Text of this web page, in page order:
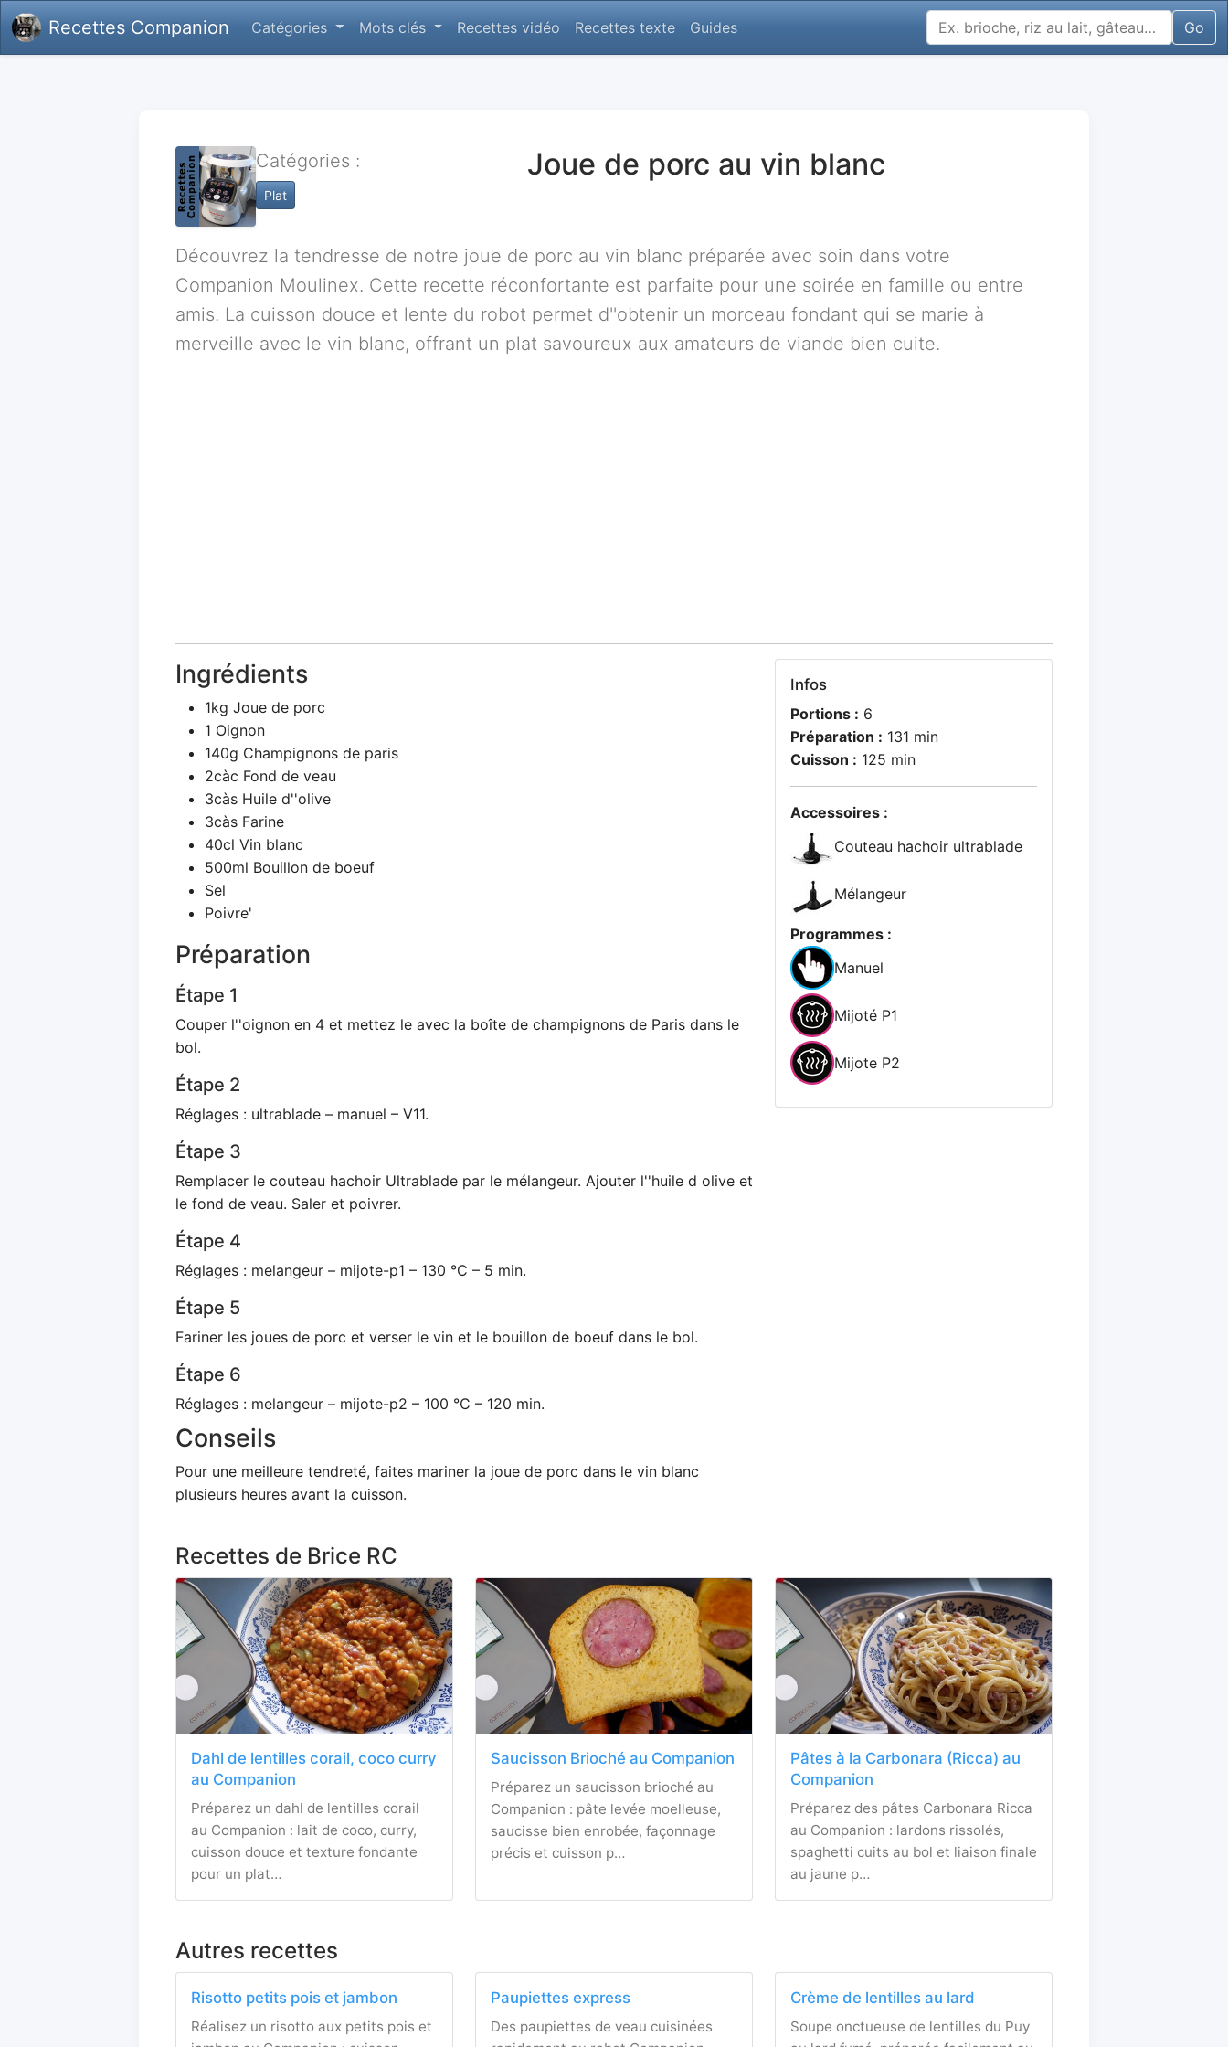
Recettes Companion Catégories Mots clés Recettes vidéo Recettes texte Guides Go
Catégories :
Plat
Joue de porc au vin blanc
Découvrez la tendresse de notre joue de porc au vin blanc préparée avec soin dans votre
Companion Moulinex. Cette recette réconfortante est parfaite pour une soirée en famille ou entre
amis. La cuisson douce et lente du robot permet d''obtenir un morceau fondant qui se marie à
merveille avec le vin blanc, offrant un plat savoureux aux amateurs de viande bien cuite.
Ingrédients
1kg Joue de porc
1 Oignon
140g Champignons de paris
2càc Fond de veau
3càs Huile d''olive
3càs Farine
40cl Vin blanc
500ml Bouillon de boeuf
Sel
Poivre'
Préparation
Étape 1
Couper l''oignon en 4 et mettez le avec la boîte de champignons de Paris dans le
bol.
Étape 2
Réglages : ultrablade – manuel – V11.
Étape 3
Remplacer le couteau hachoir Ultrablade par le mélangeur. Ajouter l''huile d olive et
le fond de veau. Saler et poivrer.
Étape 4
Réglages : melangeur – mijote-p1 – 130 °C – 5 min.
Étape 5
Fariner les joues de porc et verser le vin et le bouillon de boeuf dans le bol.
Étape 6
Réglages : melangeur – mijote-p2 – 100 °C – 120 min.
Conseils
Pour une meilleure tendreté, faites mariner la joue de porc dans le vin blanc
plusieurs heures avant la cuisson.
Infos
Portions : 6
Préparation : 131 min
Cuisson : 125 min
Accessoires :
Couteau hachoir ultrablade
Mélangeur
Programmes :
Manuel
Mijoté P1
Mijote P2
Recettes de Brice RC
Dahl de lentilles corail, coco curry
au Companion
Préparez un dahl de lentilles corail
au Companion : lait de coco, curry,
cuisson douce et texture fondante
pour un plat…
Saucisson Brioché au Companion
Préparez un saucisson brioché au
Companion : pâte levée moelleuse,
saucisse bien enrobée, façonnage
précis et cuisson p…
Pâtes à la Carbonara (Ricca) au
Companion
Préparez des pâtes Carbonara Ricca
au Companion : lardons rissolés,
spaghetti cuits au bol et liaison finale
au jaune p…
Autres recettes
Risotto petits pois et jambon
Réalisez un risotto aux petits pois et
Paupiettes express
Des paupiettes de veau cuisinées
Crème de lentilles au lard
Soupe onctueuse de lentilles du Puy